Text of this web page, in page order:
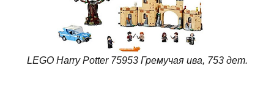
LEGO Harry Potter 75953 Гремучая ива, 753 дет.